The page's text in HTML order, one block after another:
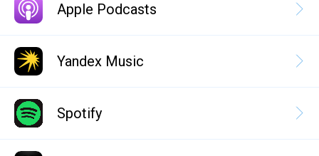
Apple Podcasts
Yandex Music
Spotify